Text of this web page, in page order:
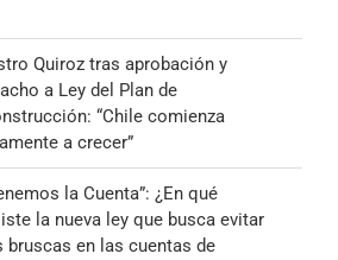
Quiroz tras aprobación y
a Ley del Plan de
“Chile comienza
a crecer”
la Cuenta”: ¿En qué
la nueva ley que busca evitar
bruscas en las cuentas de